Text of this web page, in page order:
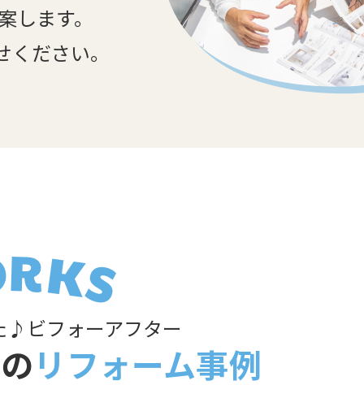
します。
ださい。
♪ビフォーアフター
リフォーム事例